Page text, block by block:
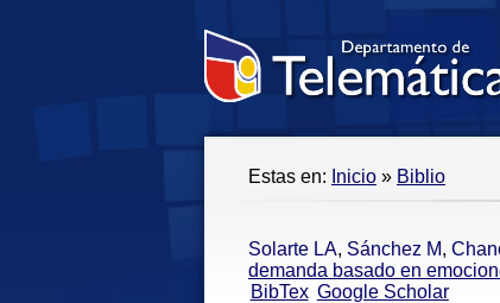
Estas en: Inicio » Biblio
Solarte LA, Sánchez M,
demanda basado en
BibTex Google Scholar